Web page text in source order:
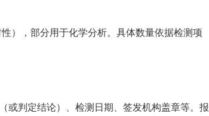
），部分用于化学分析。具体数量依据检测项
或判定结论）、检测日期、签发机构盖章等。报